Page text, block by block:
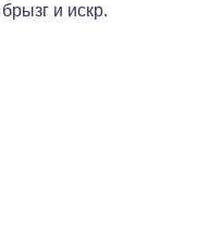
и искр.